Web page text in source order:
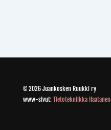
© 2026 Juankosken Ruukki ry
www-sivut: Tietotekniikka Haatanen